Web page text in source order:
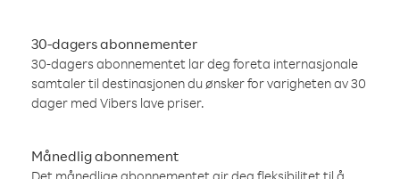
30-dagers abonnementer
30-dagers abonnementet lar deg foreta internasjonale
samtaler til destinasjonen du ønsker for varigheten av 30
dager med Vibers lave priser.
Månedlig abonnement